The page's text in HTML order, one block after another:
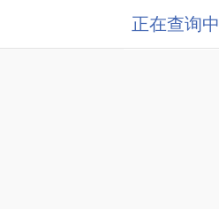
正在查询中